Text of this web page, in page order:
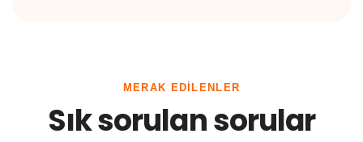
MERAK EDILENLER
Sık sorulan sorular